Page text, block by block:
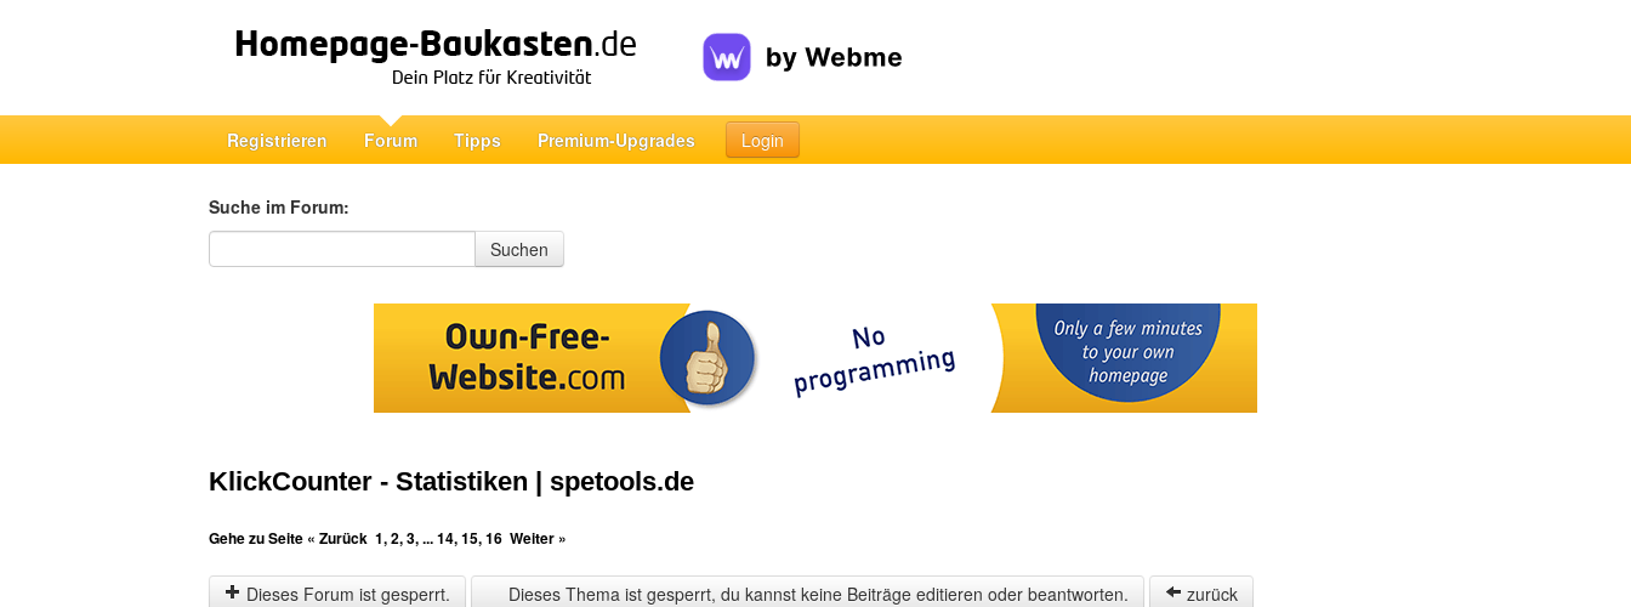
Registrieren Forum Tipps Premium-Upgrades Login
Suche im Forum:
Suche im Forum
Suchen
KlickCounter - Statistiken | spetools.de
Gehe zu Seite « Zurück 1,2,3, ...14,15,16 Weiter »
Dieses Forum ist gesperrt. Dieses Thema ist gesperrt, du kannst keine Beiträge editieren oder beantworten. zurück